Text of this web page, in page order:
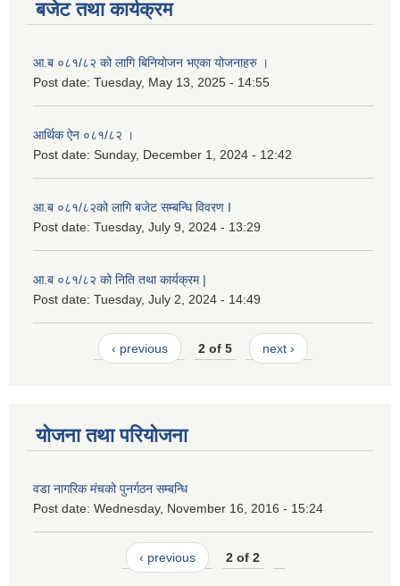
बजेट तथा कार्यक्रम
आ.ब ०८१/८२ को लागि बिनियोजन भएका योजनाहरु ।
Post date: Tuesday, May 13, 2025 - 14:55
आर्थिक ऐन ०८१/८२ ।
Post date: Sunday, December 1, 2024 - 12:42
आ.ब ०८१/८२को लागि बजेट सम्बन्धि विवरण I
Post date: Tuesday, July 9, 2024 - 13:29
आ.ब ०८१/८२ को निति तथा कार्यक्रम |
Post date: Tuesday, July 2, 2024 - 14:49
‹ previous 2 of 5 next ›
योजना तथा परियोजना
वडा नागरिक मंचको पुनर्गठन सम्बन्धि
Post date: Wednesday, November 16, 2016 - 15:24
‹ previous 2 of 2